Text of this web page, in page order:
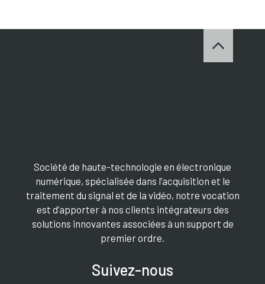
Société de haute-technologie en électronique
numérique, spécialisée dans l’acquisition et le
traitement du signal et de la vidéo, notre vocation
est d’apporter à nos clients intégrateurs des
solutions innovantes associées à un support de
premier ordre.
Suivez-nous